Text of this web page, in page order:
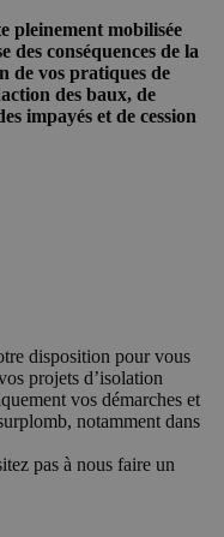
pleinement mobilisée
des conséquences de la
de vos pratiques de
des baux, de
impayés et de cession
disposition pour vous
projets d’isolation
vos démarches et
notamment dans
pas à nous faire un